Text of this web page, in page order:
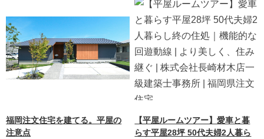
福岡注文住宅を建てる。平屋の
注意点
【平屋ルームツアー】愛車と暮
らす平屋28坪 50代夫婦2人暮ら